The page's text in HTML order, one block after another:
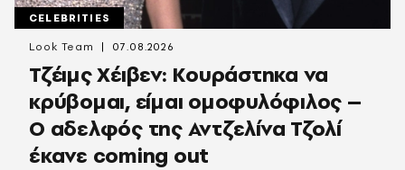
CELEBRITIES
Τζέιμς Χέιβεν: Κουράστηκα να
κρύβομαι, είμαι ομοφυλόφιλος –
Ο αδελφός της Αντζελίνα Τζολί
έκανε coming out
Look Team 07.08.2026